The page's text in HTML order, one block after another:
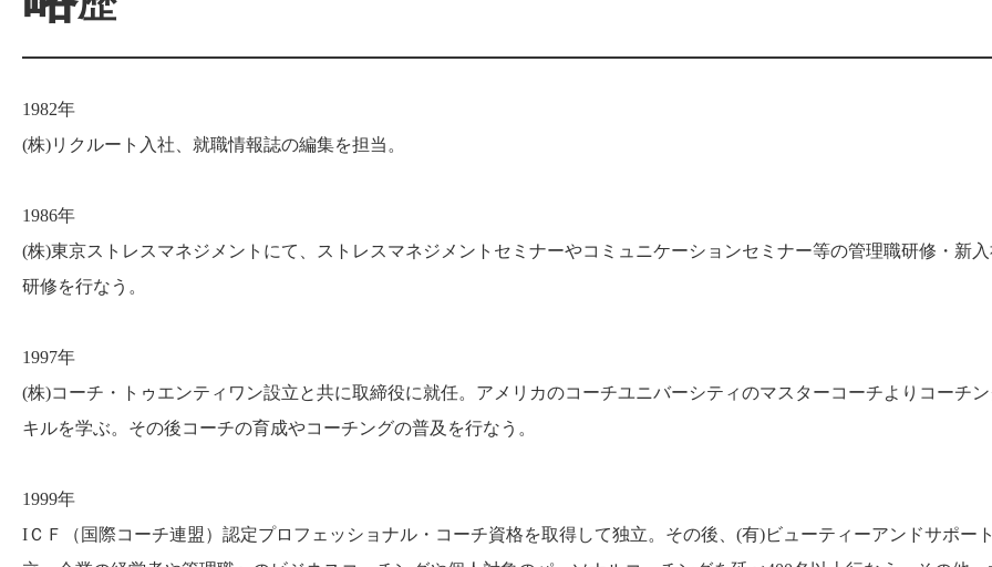
1982年
(株)リクルート入社、就職情報誌の編集を担当。
1986年
(株)東京ストレスマネジメントにて、ストレスマネジメントセミナーやコミュニケーションセミナー等の管理職研修・新
研修を行なう。
1997年
(株)コーチ・トゥエンティワン設立と共に取締役に就任。アメリカのコーチユニバーシティのマスターコーチよりコーチ
キルを学ぶ。その後コーチの育成やコーチングの普及を行なう。
1999年
IＣＦ（国際コーチ連盟）認定プロフェッショナル・コーチ資格を取得して独立。その後、(有)ビューティーアンドサポー